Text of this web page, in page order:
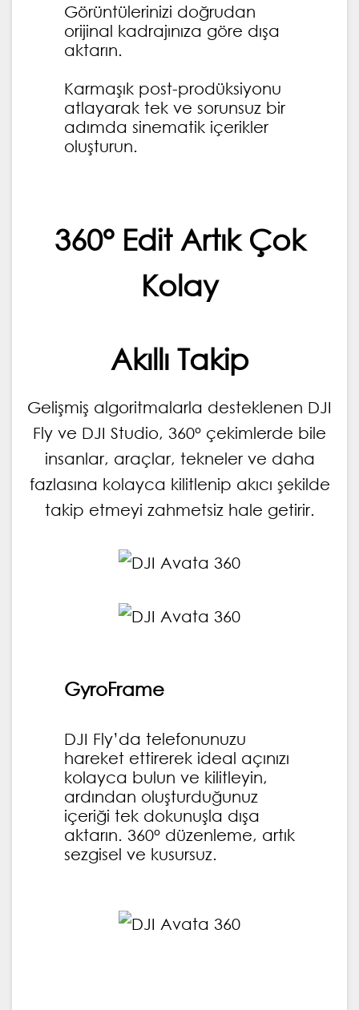
Görüntülerinizi doğrudan
orijinal kadrajınıza göre dışa
aktarın.
Karmaşık post-prodüksiyonu
atlayarak tek ve sorunsuz bir
adımda sinematik içerikler
oluşturun.
360° Edit Artık Çok
Kolay
Akıllı Takip
Gelişmiş algoritmalarla desteklenen DJI
Fly ve DJI Studio, 360° çekimlerde bile
insanlar, araçlar, tekneler ve daha
fazlasına kolayca kilitlenip akıcı şekilde
takip etmeyi zahmetsiz hale getirir.
GyroFrame
DJI Fly’da telefonunuzu
hareket ettirerek ideal açınızı
kolayca bulun ve kilitleyin,
ardından oluşturduğunuz
içeriği tek dokunuşla dışa
aktarın. 360° düzenleme, artık
sezgisel ve kusursuz.